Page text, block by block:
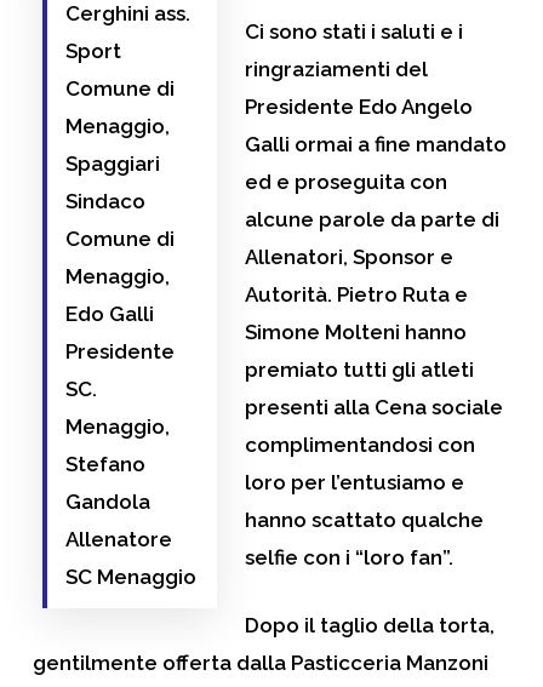
Cerghini ass.
Sport
Comune di
Menaggio,
Spaggiari
Sindaco
Comune di
Menaggio,
Edo Galli
Presidente
SC.
Menaggio,
Stefano
Gandola
Allenatore
SC Menaggio
Ci sono stati i saluti e i
ringraziamenti del
Presidente Edo Angelo
Galli ormai a fine mandato
ed e proseguita con
alcune parole da parte di
Allenatori, Sponsor e
Autorità. Pietro Ruta e
Simone Molteni hanno
premiato tutti gli atleti
presenti alla Cena sociale
complimentandosi con
loro per l’entusiamo e
hanno scattato qualche
selfie con i “loro fan”.
Dopo il taglio della torta,
gentilmente offerta dalla Pasticceria Manzoni